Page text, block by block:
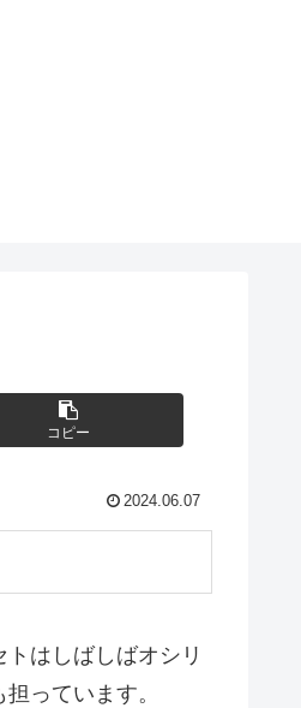
コピー
2024.06.07
はしばしばオシリ
っています。